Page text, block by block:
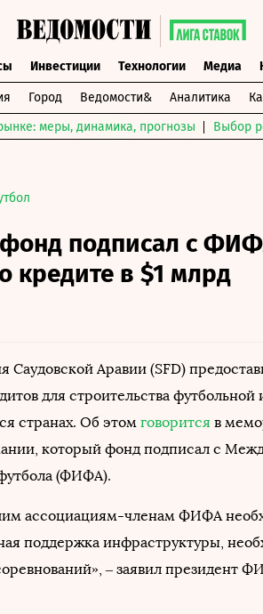
Инвестиции Технологии Медиа
Город Ведомости& Аналитика
меры, динамика, прогнозы Выбор
подписал с
кредите в $1 млрд
Саудовской Аравии (SFD)
для строительства
странах. Об этом говорится в
который фонд подписал с
(ФИФА).
ассоциациям-членам ФИФА
поддержка инфраструктуры,
– заявил президент